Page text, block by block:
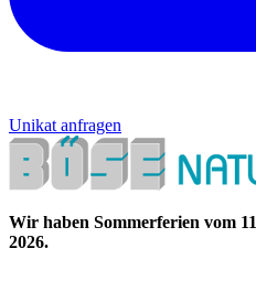
Unikat anfragen
Wir haben Sommerferien vom
2026.